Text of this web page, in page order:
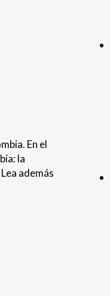
En el
la
además